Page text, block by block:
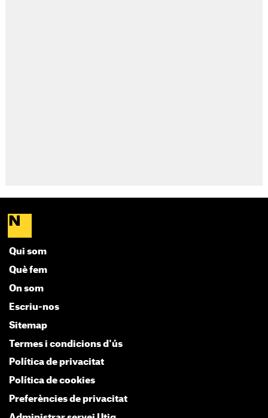
Qui som
Què fem
On som
Escriu-nos
Sitemap
Termes i condicions d'ús
Política de privacitat
Política de cookies
Preferències de privacitat